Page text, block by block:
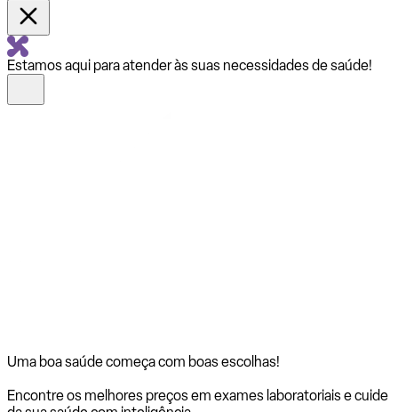
Estamos aqui para atender às suas necessidades de saúde!
Uma boa saúde começa com boas escolhas!
Encontre os melhores preços em exames laboratoriais e cuide